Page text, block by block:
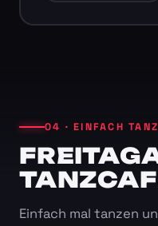
04 · EINFACH
Einfach mal tanzen